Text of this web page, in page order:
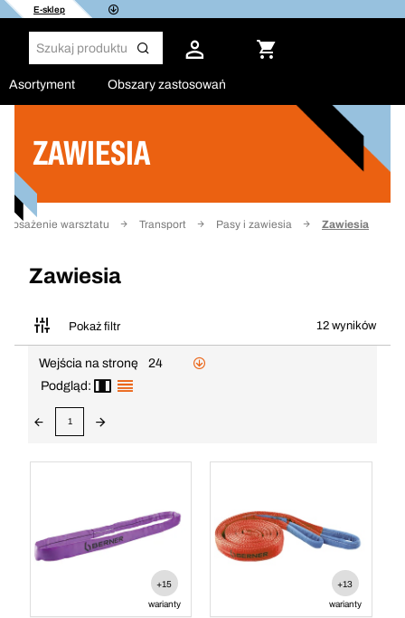
E-sklep
Asortyment Obszary zastosowań
ZAWIESIA
warsztatu Transport Pasy i zawiesia Zawiesia
Zawiesia
Pokaż filtr 12 wyników
Filtruj
Wejścia na stronę
24
Podgląd:
1
+15
warianty
+13
warianty